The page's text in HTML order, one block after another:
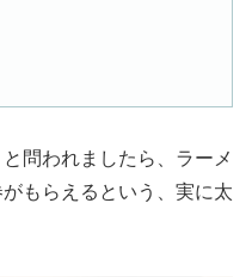
問われましたら、ラーメ
もらえるという、実に太